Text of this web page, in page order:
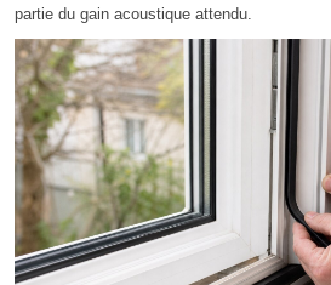
partie du gain acoustique attendu.